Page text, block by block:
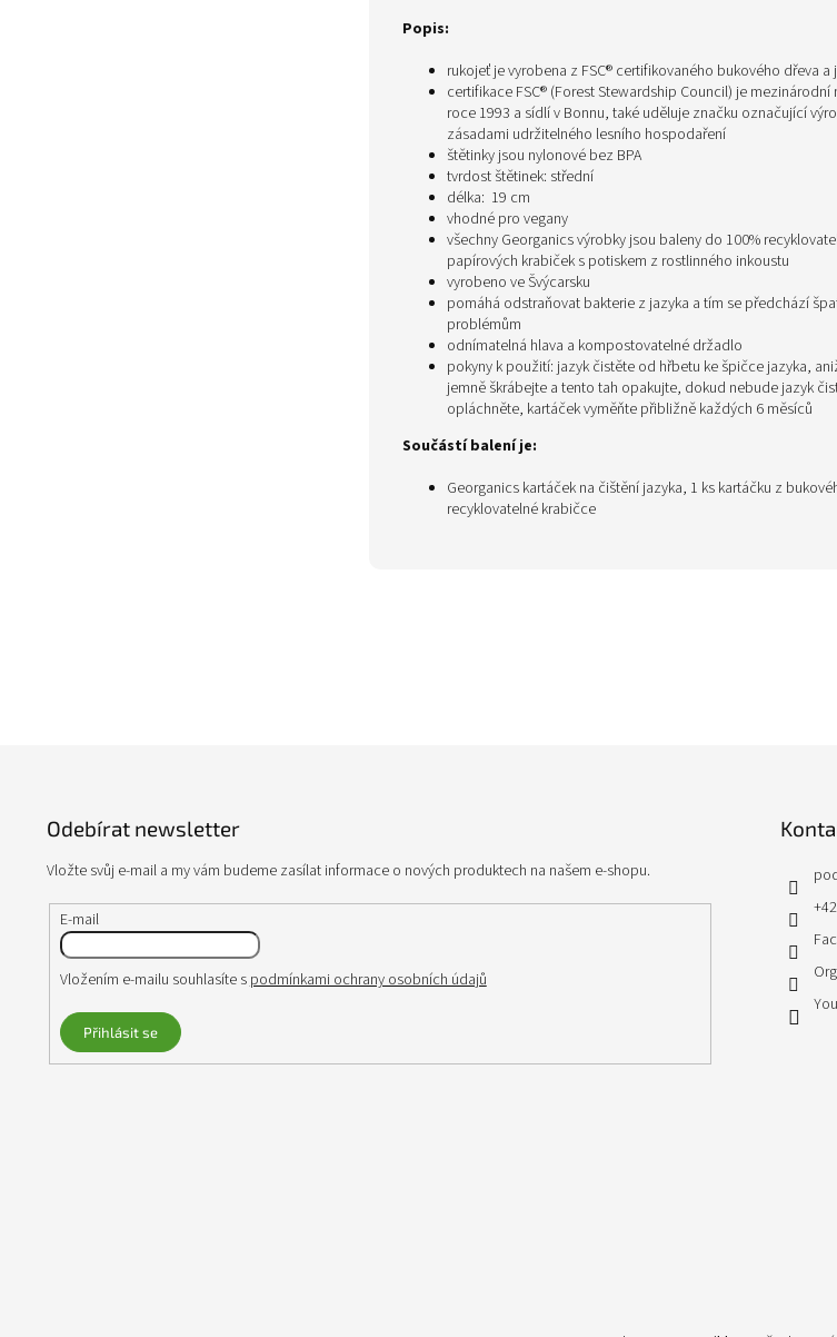
Popis:
rukojeť je vyrobena z FSC® certifikovaného bukového dřeva
certifikace FSC® (Forest Stewardship Council) je
roce 1993 a sídlí v Bonnu, také uděluje značku označující
zásadami udržitelného lesního hospodaření
štětinky jsou nylonové bez BPA
tvrdost štětinek: střední
délka: 19 cm
vhodné pro vegany
všechny Georganics výrobky jsou baleny do 100%
papírových krabiček s potiskem z rostlinného inkoustu
vyrobeno ve Švýcarsku
pomáhá odstraňovat bakterie z jazyka a tím se předchází
problémům
odnímatelná hlava a kompostovatelné držadlo
pokyny k použití: jazyk čistěte od hřbetu ke špičce jazyka,
jemně škrábejte a tento tah opakujte, dokud nebude jazyk
opláchněte, kartáček vyměňte přibližně každých 6 měsíců
Součástí balení je:
Georganics kartáček na čištění jazyka, 1 ks kartáčku z
recyklovatelné krabičce
Odebírat newsletter
Vložte svůj e-mail a my vám budeme zasílat informace o nových produktech na našem e-shopu.
E-mail
Vložením e-mailu souhlasíte s podmínkami ochrany osobních údajů
Přihlásit se